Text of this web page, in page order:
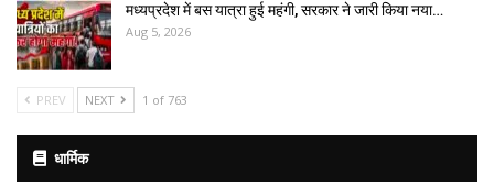
मध्यप्रदेश में बस यात्रा हुई महंगी, सरकार ने जारी किया नया…
Aug 5, 2026
PREV NEXT 1 of 763
धार्मिक